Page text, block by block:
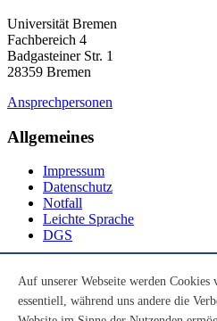
Universität Bremen
Fachbereich 4
Badgasteiner Str. 1
28359 Bremen
Ansprechpersonen
Allgemeines
Impressum
Datenschutz
Notfall
Leichte Sprache
DGS
Youtube
Auf unserer Webseite werden
essentiell, während uns andere die